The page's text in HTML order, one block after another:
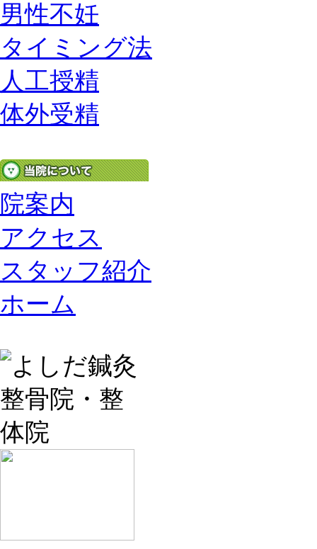
男性不妊
タイミング法
人工授精
体外受精
院案内
アクセス
スタッフ紹介
ホーム